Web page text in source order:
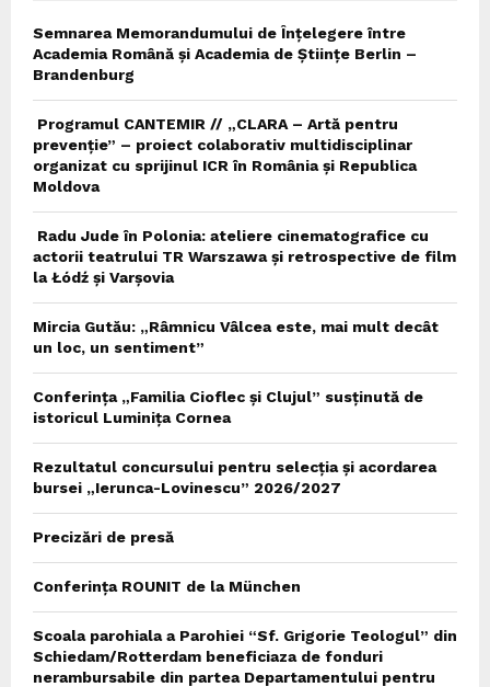
Semnarea Memorandumului de Înțelegere între
Academia Română și Academia de Științe Berlin –
Brandenburg
Programul CANTEMIR // „CLARA – Artă pentru
prevenție” – proiect colaborativ multidisciplinar
organizat cu sprijinul ICR în România și Republica
Moldova
Radu Jude în Polonia: ateliere cinematografice cu
actorii teatrului TR Warszawa și retrospective de film
la Łódź și Varșovia
Mircia Gutău: „Râmnicu Vâlcea este, mai mult decât
un loc, un sentiment”
Conferința „Familia Cioflec și Clujul” susținută de
istoricul Luminița Cornea
Rezultatul concursului pentru selecția și acordarea
bursei „Ierunca-Lovinescu” 2026/2027
Precizări de presă
Conferința ROUNIT de la München
Scoala parohiala a Parohiei “Sf. Grigorie Teologul” din
Schiedam/Rotterdam beneficiaza de fonduri
nerambursabile din partea Departamentului pentru